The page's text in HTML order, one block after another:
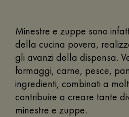
Minestre e zuppe sono
della cucina povera,
gli avanzi della dispensa.
formaggi, carne, pesce,
ingredienti, combinati a
contribuire a creare tante
minestre e zuppe.